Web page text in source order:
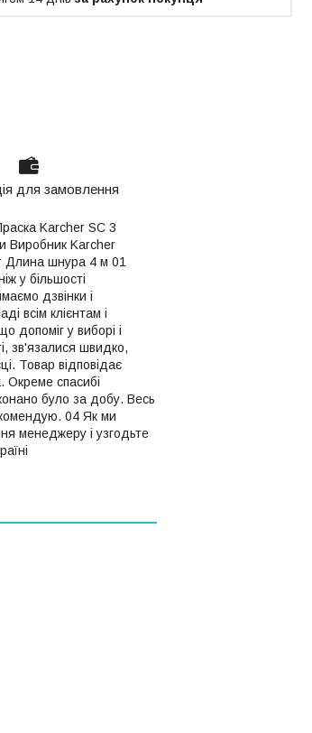
для замовлення
Karcher SC 3
Виробник Karcher
Длина шнура 4 м 01
у більшості
дзвінки і
всім клієнтам і
допоміг у виборі і
зв'язалися швидко,
Товар відповідає
Окреме спасибі
було за добу. Весь
04 Як ми
менеджеру і узгодьте